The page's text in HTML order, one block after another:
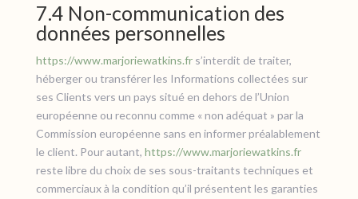
7.4 Non-communication des
données personnelles
https://www.marjoriewatkins.frs’interdit de traiter,
héberger ou transférer les Informations collectées sur
ses Clients vers un pays situé en dehors de l’Union
européenne ou reconnu comme « non adéquat » par la
Commission européenne sans en informer préalablement
le client. Pour autant, https://www.marjoriewatkins.fr
reste libre du choix de ses sous-traitants techniques et
commerciaux à la condition qu’il présentent les garanties